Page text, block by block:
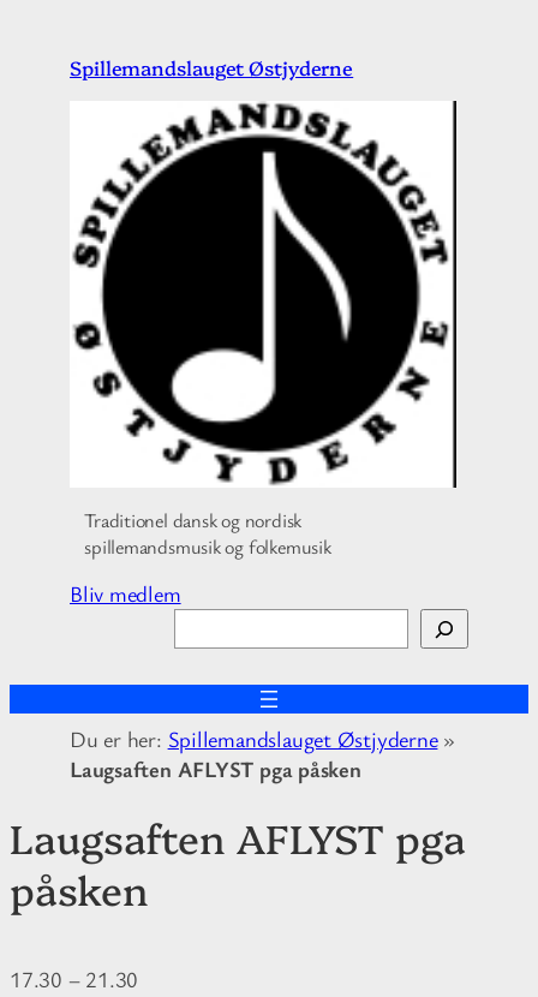
Spillemandslauget Østjyderne
Traditionel dansk og nordisk
spillemandsmusik og folkemusik
Bliv medlem
ø
g
Du er her: Spillemandslauget Østjyderne»
Laugsaften AFLYST pga påsken
Laugsaften AFLYST pga
påsken
17.30 – 21.30